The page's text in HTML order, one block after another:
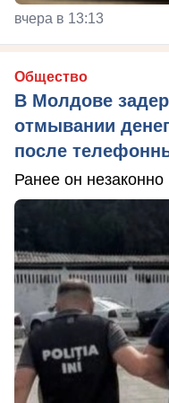
вчера в 13:13
Общество
В Молдове
отмывании
после
Ранее он незаконно